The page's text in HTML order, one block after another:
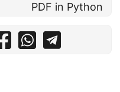
PDF in Python